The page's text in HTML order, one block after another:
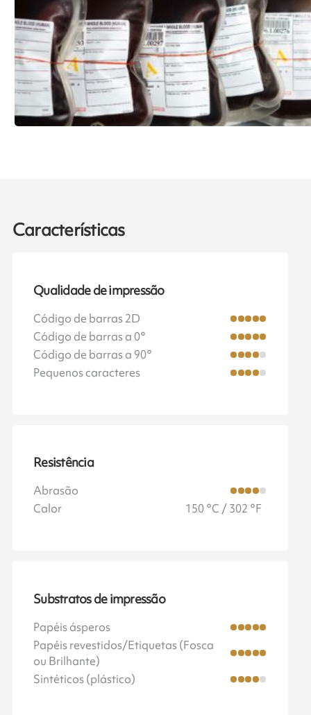
Características
Qualidade de impressão
Código de barras 2D
Código de barras a 0°
Código de barras a 90°
Pequenos caracteres
Resistência
Abrasão
Calor
150 °C / 302 °F
Substratos de impressão
Papéis ásperos
Papéis revestidos/Etiquetas (Fosca
ou Brilhante)
Sintéticos (plástico)